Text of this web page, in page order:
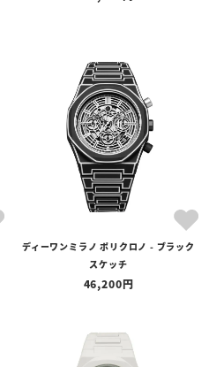
ディーワンミラノ ポリクロノ - ブラック
スケッチ
46,200